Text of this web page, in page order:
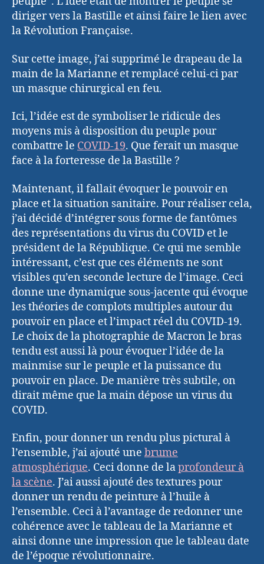
diriger vers la Bastille et ainsi faire le lien avec
la Révolution Française.
Sur cette image, j’ai supprimé le drapeau de la
main de la Marianne et remplacé celui-ci par
un masque chirurgical en feu.
Ici, l’idée est de symboliser le ridicule des
moyens mis à disposition du peuple pour
combattre le COVID-19. Que ferait un masque
face à la forteresse de la Bastille ?
Maintenant, il fallait évoquer le pouvoir en
place et la situation sanitaire. Pour réaliser cela,
j’ai décidé d’intégrer sous forme de fantômes
des représentations du virus du COVID et le
président de la République. Ce qui me semble
intéressant, c’est que ces éléments ne sont
visibles qu’en seconde lecture de l’image. Ceci
donne une dynamique sous-jacente qui évoque
les théories de complots multiples autour du
pouvoir en place et l’impact réel du COVID-19.
Le choix de la photographie de Macron le bras
tendu est aussi là pour évoquer l’idée de la
mainmise sur le peuple et la puissance du
pouvoir en place. De manière très subtile, on
dirait même que la main dépose un virus du
COVID.
Enfin, pour donner un rendu plus pictural à
l’ensemble, j’ai ajouté une brume
atmosphérique. Ceci donne de laprofondeur à
la scène. J’ai aussi ajouté des textures pour
donner un rendu de peinture à l’huile à
l’ensemble. Ceci à l’avantage de redonner une
cohérence avec le tableau de la Marianne et
ainsi donne une impression que le tableau date
de l’époque révolutionnaire.